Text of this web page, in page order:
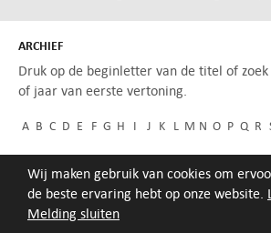
Melding sluiten
Wij maken gebruik van cookies om
de beste ervaring hebt op onze website.
ARCHIEF
Druk op de beginletter van de titel of
of jaar van eerste vertoning.
A B C D E F G H I J K L M N O P Q R